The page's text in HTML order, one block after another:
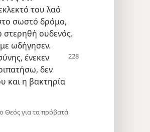
του λαό
σωστό δρόμο,
στερηθή ουδενός.
ωδήγησεν.
ένεκεν
δεν
και η βακτηρία
Θεός για τα πρόβατά